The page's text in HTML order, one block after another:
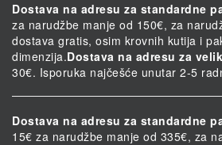
Dostava na adresu za standardne
za narudžbe manje od 150€, za
dostava gratis, osim krovnih kutija i
dimenzija.Dostava na adresu za
30€. Isporuka najčešće unutar 2-5
Dostava na adresu za standardne
15€ za narudžbe manje od 335€, za